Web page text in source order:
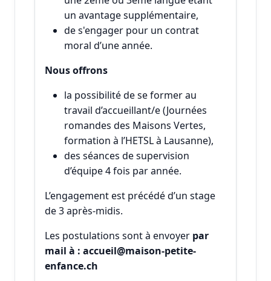
un avantage supplémentaire,
de s'engager pour un contrat
moral d’une année.
Nous offrons
la possibilité de se former au
travail d’accueillant/e (Journées
romandes des Maisons Vertes,
formation à l’HETSL à Lausanne),
des séances de supervision
d’équipe 4 fois par année.
L’engagement est précédé d’un stage
de 3 après-midis.
Les postulations sont à envoyer par
mail à : accueil@maison-petite-
enfance.ch